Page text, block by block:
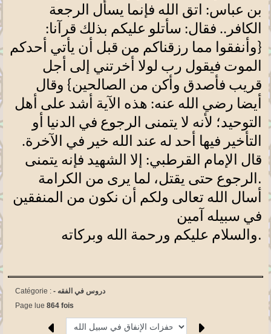
بن عباس: اتق الله فإنما يسأل الرجعة
الكافر.. فقال: سأتلو عليكم بذلك قرآنا:
{وأنفقوا مما رزقناكم من قبل أن يأتي أحدكم
الموت فيقول رب لولا أخرتني إلى أجل
قريب فأصدق وأكن من الصالحين} وقال
أيضا رضي الله عنه: هذه الآية أشد على أهل
التوحيد؛ لأنه لا يتمنى الرجوع في الدنيا أو
التأخير فيها أحد له عند الله خير في الآخرة.
قال الإمام القرطبي: إلا الشهيد فإنه يتمنى
الرجوع حتى يقتل، لما يرى من الكرامة .
أسال الله تعالى ولكم أن نكون من المنفقين
في سبيله آمين
والسلام عليكم ورحمة الله وبركاته.
Catégorie : - دروس في الفقه
Page lue 864 fois